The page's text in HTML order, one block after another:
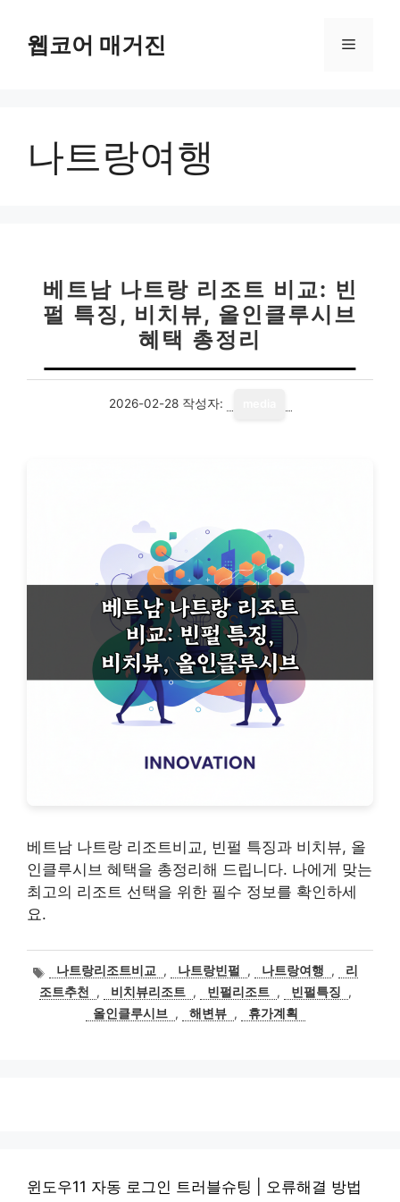
웹코어 매거진 메
나트랑여행
베트남 나트랑 리조트 비교: 빈
펄 특징, 비치뷰, 올인클루시브
혜택 총정리
2026-02-28 작성자:
베트남 나트랑 리조트비교, 빈펄 특징과 비치뷰, 올
인클루시브 혜택을 총정리해 드립니다. 나에게 맞는
최고의 리조트 선택을 위한 필수 정보를 확인하세
요.
태
그
나트랑리조트비교 , 나트랑빈펄 , 나트랑여행 ,
리
조트추천
, 비치뷰리조트 , 빈펄리조트 , 빈펄특징
,
올인클루시브 , 해변뷰 , 휴가계획
윈도우11 자동 로그인 트러블슈팅 | 오류해결 방법